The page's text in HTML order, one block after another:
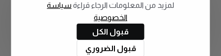
لمزيد من المعلومات الرجاء قراءة سياسة
الخصوصية
قبول الكل
قبول الضروري